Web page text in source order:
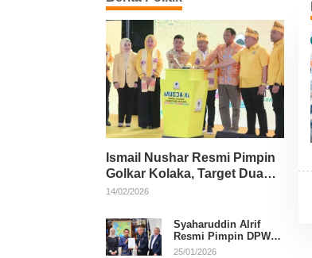
Ismail Nushar Resmi Pimpin
Golkar Kolaka, Target Dua
Kursi per Dapil
14/02/2026
Syaharuddin Alrif
Resmi Pimpin DPW
NasDem Sulsel
25/01/2026